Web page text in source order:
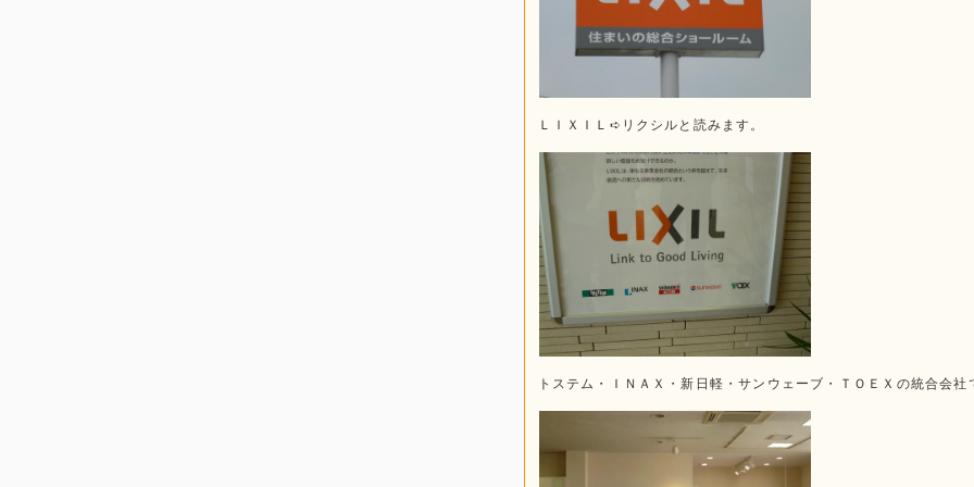
ＬＩＸＩＬ➪リクシルと読みます。
トステム・ＩＮＡＸ・新日軽・サンウェーブ・ＴＯＥＸの統合会社